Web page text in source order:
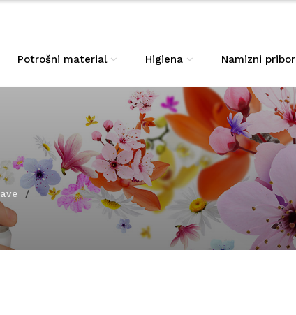
Potrošni material Higiena Namizni pribor